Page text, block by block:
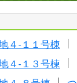
４-１１号棟
４-１３号棟